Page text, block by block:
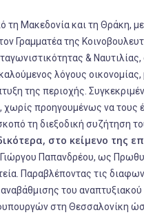
τη Μακεδονία και τη Θράκη,
Γραμματέα της
& Ναυτιλίας,
λόγους
της περιοχής.
προηγουμένως να τους
τη διεξοδική συζήτηση
στο κείμενο της
Παπανδρέου, ως
Παραβλέποντας τις
του αναπτυξιακού
στη Θεσσαλονίκη